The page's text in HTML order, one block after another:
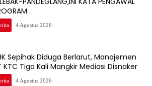
4 Agustus 2026
Sepihak Diduga Berlarut, Manajemen
KTC Tiga Kali Mangkir Mediasi Disnaker
4 Agustus 2026